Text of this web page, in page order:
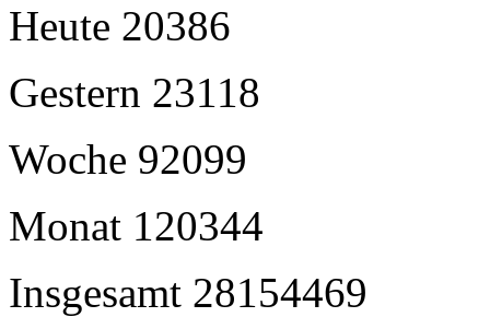
Heute 20386
Gestern 23118
Woche 92099
Monat 120344
Insgesamt 28154469